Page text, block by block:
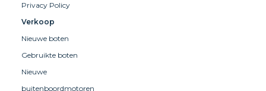
Privacy Policy
Verkoop
Nieuwe boten
Gebruikte boten
Nieuwe
buitenboordmotoren